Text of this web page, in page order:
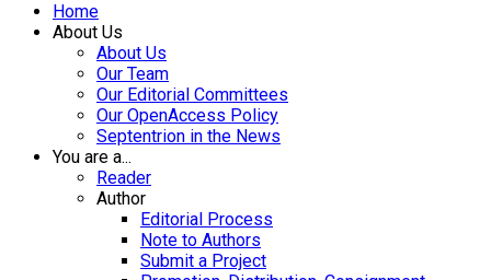
Home
About Us
About Us
Our Team
Our Editorial Committees
Our OpenAccess Policy
Septentrion in the News
You are a...
Reader
Author
Editorial Process
Note to Authors
Submit a Project